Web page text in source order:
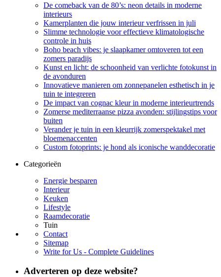
De comeback van de 80’s: neon details in moderne
interieurs
Kamerplanten die jouw interieur verfrissen in juli
Slimme technologie voor effectieve klimatologische
controle in huis
Boho beach vibes: je slaapkamer omtoveren tot een
zomers paradijs
Kunst en licht: de schoonheid van verlichte fotokunst in
de avonduren
Innovatieve manieren om zonnepanelen esthetisch in je
tuin te integreren
De impact van cognac kleur in moderne interieurtrends
Zomerse mediterraanse pizza avonden: stijlingstips voor
buiten
Verander je tuin in een kleurrijk zomerspektakel met
bloemenaccenten
Custom fotoprints: je hond als iconische wanddecoratie
Categorieën
Energie besparen
Interieur
Keuken
Lifestyle
Raamdecoratie
Tuin
Contact
Sitemap
Write for Us - Complete Guidelines
Adverteren op deze website?